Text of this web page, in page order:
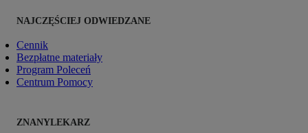
NAJCZĘŚCIEJ ODWIEDZANE
Cennik
Bezpłatne materiały
Program Poleceń
Centrum Pomocy
ZNANYLEKARZ